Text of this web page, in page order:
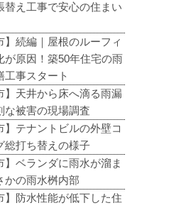
替え工事で安心の住まい
】続編｜屋根のルーフィ
が原因！築50年住宅の雨
工事スタート
】天井から床へ滴る雨漏
な被害の現場調査
】テナントビルの外壁コ
総打ち替えの様子
】ベランダに雨水が溜ま
かの雨水桝内部
】防水性能が低下した住